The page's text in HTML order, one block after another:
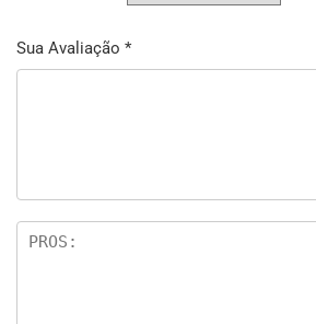
Sua Avaliação *